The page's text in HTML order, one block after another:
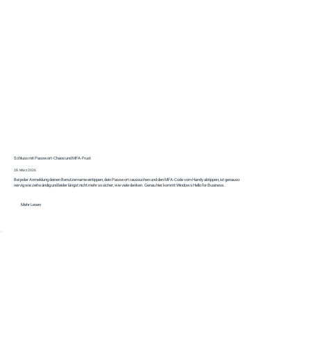
Schluss mit Passwort-Chaos und MFA-Frust
28. März 2026
Bei jeder Anmeldung deinen Benutzername eintippen, dein Passwort raussuchen und den MFA-Code vom Handy abtippen, ist genauso
nervig wie zeitwändig und leider längst nicht mehr so sicher, wie viele denken. Genau hier kommt Windows Hello for Business..
Mehr Lesen